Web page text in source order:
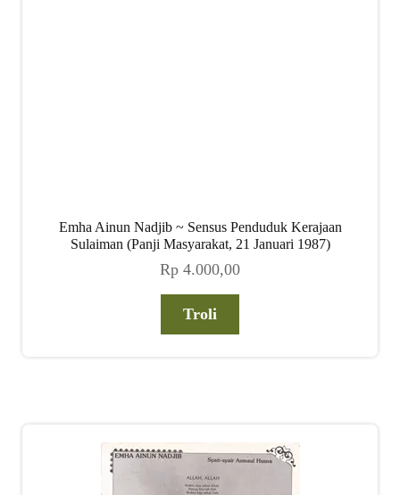
Emha Ainun Nadjib ~ Sensus Penduduk Kerajaan
Sulaiman (Panji Masyarakat, 21 Januari 1987)
Rp 4.000,00
Troli